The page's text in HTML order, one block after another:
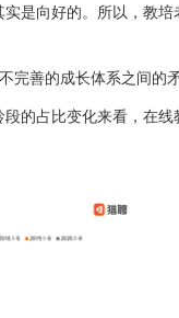
是向好的。所以，教
完善的成长体系之间的
的占比变化来看，在